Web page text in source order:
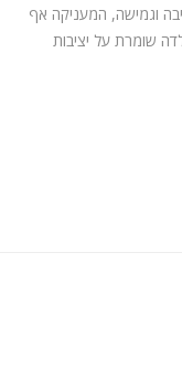
וגמישה, המעניקה אף
שומרת על יציבות